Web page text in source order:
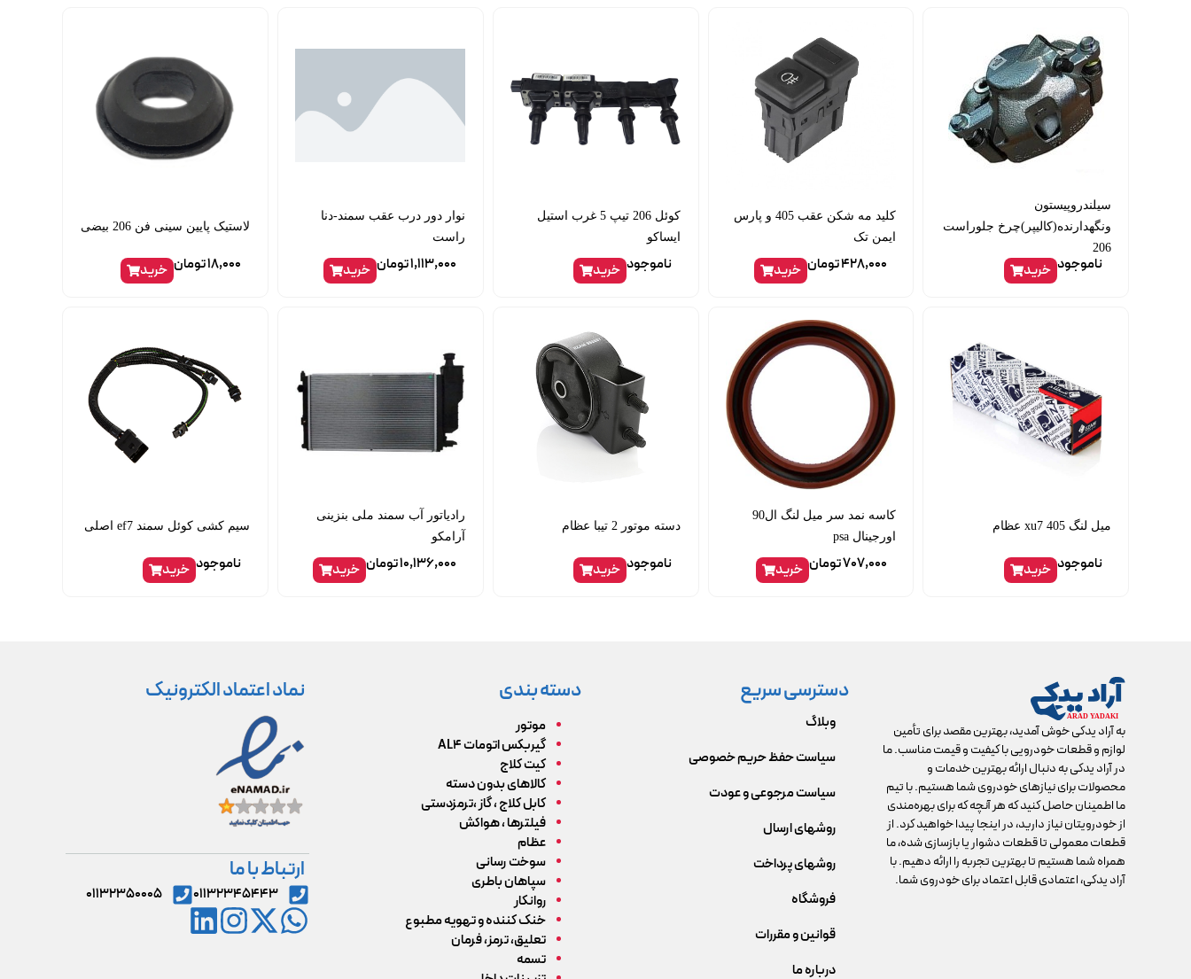
سیلندروپیستون
ونگهدارنده(کالیپر)چرخ جلوراست
206
ناموجود خرید
کلید مه شکن عقب 405 و پارس
ایمن تک
428,000تومان خرید
کوئل 206 تیپ 5 غرب استیل
ایساکو
ناموجود خرید
نوار دور درب عقب سمند-دنا
راست
1,113,000تومان خرید
لاستیک پایین سینی فن 206 بیضی
18,000تومان خرید
میل لنگ 405 xu7 عظام
ناموجود خرید
کاسه نمد سر میل لنگ ال90
اورجینال psa
707,000تومان خرید
دسته موتور 2 تیبا عظام
ناموجود خرید
رادیاتور آب سمند ملی بنزینی
آرامکو
10,136,000تومان خرید
سیم کشی کوئل سمند ef7 اصلی
ناموجود خرید
به آراد یدکی خوش آمدید، بهترین مقصد برای تأمین
لوازم و قطعات خودرویی با کیفیت و قیمت مناسب. ما
در آراد یدکی به دنبال ارائه بهترین خدمات و
محصولات برای نیازهای خودروی شما هستیم. با تیم
ما اطمینان حاصل کنید که هر آنچه که برای بهره‌مندی
از خودرویتان نیاز دارید، در اینجا پیدا خواهید کرد. از
قطعات معمولی تا قطعات دشوار یا بازسازی شده، ما
همراه شما هستیم تا بهترین تجربه را ارائه دهیم. با
آراد یدکی، اعتمادی قابل اعتماد برای خودروی شما.
دسترسی سریع
وبلاگ
سیاست حفظ حریم خصوصی
سیاست مرجوعی و عودت
روشهای ارسال
روشهای پرداخت
فروشگاه
قوانین و مقررات
درباره ما
دسته بندی
موتور
گیربکس اتومات AL4
کیت کلاج
کالاهای بدون دسته
کابل کلاج ، گاز ،ترمزدستی
فیلترها ، هواکش
عظام
سوخت رسانی
سپاهان باطری
روانکار
خنک کننده و تهویه مطبوع
تعلیق، ترمز، فرمان
تسمه
نماد اعتماد الکترونیک
ارتباط با ما
۰۱۱۳۲۳۴۵۴۴۳ ۰۱۱۳۲۳۵۰۰۰۵